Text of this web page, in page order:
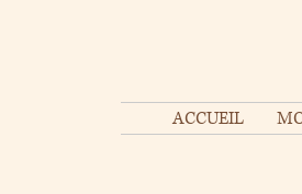
ACCUEIL